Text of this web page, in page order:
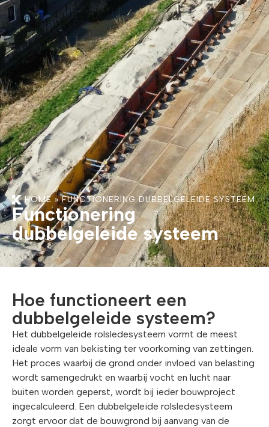
HOME »FUNCTIONERING DUBBELGELEIDE SYSTEEM
Functionering
dubbelgeleide systeem
Hoe functioneert een
dubbelgeleide systeem?
Het dubbelgeleide rolsledesysteem vormt de meest
ideale vorm van bekisting ter voorkoming van zettingen.
Het proces waarbij de grond onder invloed van belasting
wordt samengedrukt en waarbij vocht en lucht naar
buiten worden geperst, wordt bij ieder bouwproject
ingecalculeerd. Een dubbelgeleide rolsledesysteem
zorgt ervoor dat de bouwgrond bij aanvang van de